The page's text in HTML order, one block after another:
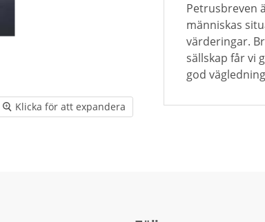
Klicka för att expandera
Petrusbreven
människas
värderingar.
sällskap får vi
god